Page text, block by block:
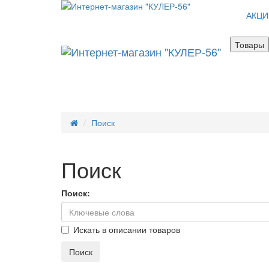
Товары
Поиск
Поиск
Поиск:
Искать в описании товаров